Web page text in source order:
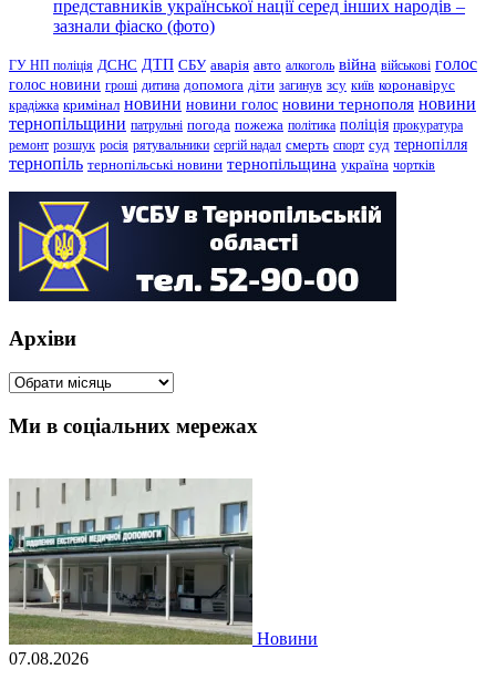
представників української нації серед інших народів –
зазнали фіаско (фото)
ГУ НП поліція ДСНС ДТП СБУ аварія авто алкоголь війна військові голос
голос новини гроші дитина допомога діти загинув зсу київ коронавірус
крадіжка кримінал новини новини голос новини тернополя новини
тернопільщини патрульні погода пожежа політика поліція прокуратура
ремонт розшук росія рятувальники сергій надал смерть спорт суд тернопілля
тернопіль тернопільські новини тернопільщина україна чортків
Архіви
Архіви
Ми в соціальних мережах
Новини
07.08.2026